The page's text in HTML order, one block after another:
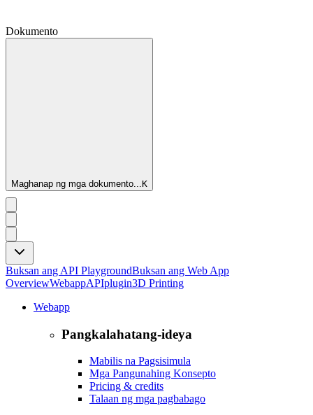
Dokumento
Maghanap ng mga dokumento...K
Buksan ang API PlaygroundBuksan ang Web App
OverviewWebappAPIplugin3D Printing
Webapp
Pangkalahatang-ideya
Mabilis na Pagsisimula
Mga Pangunahing Konsepto
Pricing & credits
Talaan ng mga pagbabago